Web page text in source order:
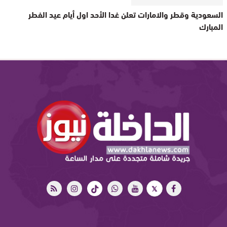
السعودية وقطر والامارات تعلن غدا الأحد اول أيام عيد الفطر
المبارك